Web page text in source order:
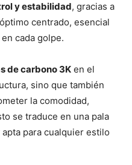
y estabilidad, gracias a
centrado, esencial
cada golpe.
de carbono 3K en el
sino que también
la comodidad,
se traduce en una pala
para cualquier estilo